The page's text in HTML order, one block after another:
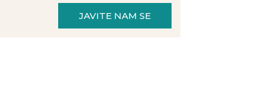
JAVITE NAM SE